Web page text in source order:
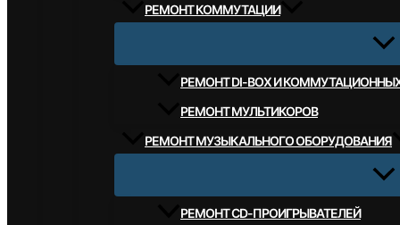
РЕМОНТ КОММУТАЦИИ
РЕМОНТ DI-BOX И
РЕМОНТ МУЛЬТИКОРОВ
РЕМОНТ МУЗЫКАЛЬНОГО ОБОРУДОВАНИЯ
РЕМОНТ CD-ПРОИГРЫВАТЕЛЕЙ